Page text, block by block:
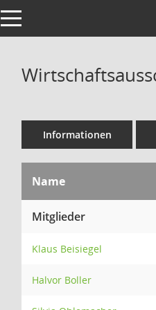
Toggle navigation
Informationen
Name
Mitglieder
Klaus Beisiegel
Halvor Boller